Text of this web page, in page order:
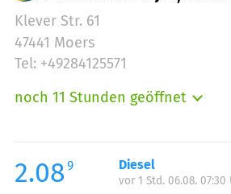
Klever Str. 61
47441 Moers
Tel: +49284125571
noch 11 Stunden geöffnet
Mittwoch:
Donnerstag:
2.08 9 Diesel
vor 1 Std. 06.08. 07:30